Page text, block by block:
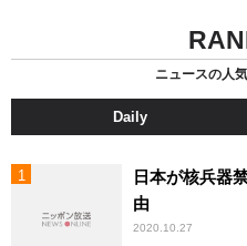
ニュースの人
Daily
日本が核兵器
由
2020.10.27